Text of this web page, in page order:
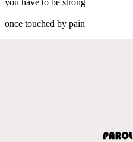
once touched by pain